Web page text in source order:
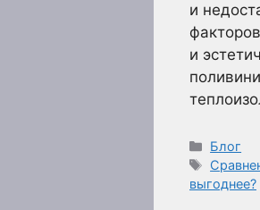
и
и
Рубрики
Блог
Метки
выгоднее?